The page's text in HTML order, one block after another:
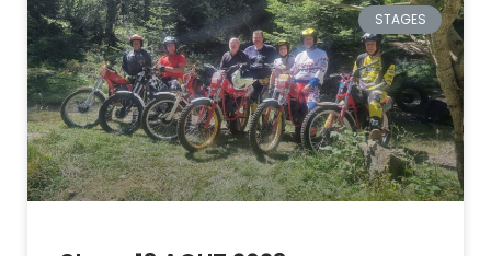
STAGES